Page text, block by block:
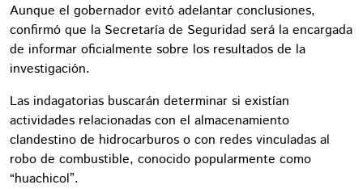
Aunque el gobernador evitó adelantar conclusiones,
confirmó que la Secretaría de Seguridad será la encargada
de informar oficialmente sobre los resultados de la
investigación.
Las indagatorias buscarán determinar si existían
actividades relacionadas con el almacenamiento
clandestino de hidrocarburos o con redes vinculadas al
robo de combustible, conocido popularmente como
“huachicol”.